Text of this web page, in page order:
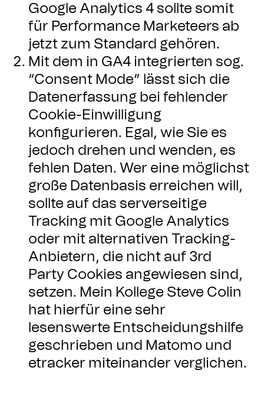
Google Analytics 4 sollte somit
für Performance Marketeers ab
jetzt zum Standard gehören.
Mit dem in GA4 integrierten sog.
“Consent Mode” lässt sich die
Datenerfassung bei fehlender
Cookie-Einwilligung
konfigurieren. Egal, wie Sie es
jedoch drehen und wenden, es
fehlen Daten. Wer eine möglichst
große Datenbasis erreichen will,
sollte auf das serverseitige
Tracking mit Google Analytics
oder mit alternativen Tracking-
Anbietern, die nicht auf 3rd
Party Cookies angewiesen sind,
setzen. Mein Kollege Steve Colin
hat hierfür eine sehr
lesenswerte Entscheidungshilfe
geschrieben und Matomo und
etracker miteinander verglichen.